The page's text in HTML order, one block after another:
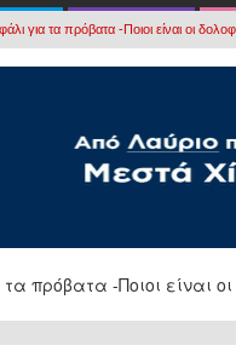
για τα πρόβατα -Ποιοι είναι οι